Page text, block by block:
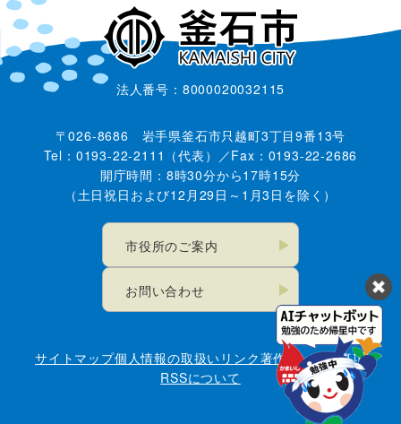
法人番号：8000020032115
〒026-8686 岩手県釜石市只越町3丁目9番13号
Tel：0193-22-2111（代表）／Fax：0193-22-2686
開庁時間：8時30分から17時15分
（土日祝日および12月29日～1月3日を除く）
市役所のご案内
お問い合わせ
サイトマップ個人情報の取扱い リンク著作権・免責事項
RSSについて